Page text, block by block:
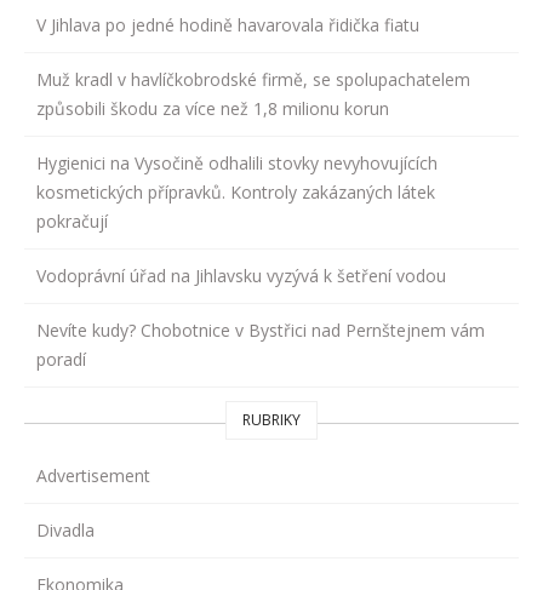
V Jihlava po jedné hodině havarovala řidička fiatu
Muž kradl v havlíčkobrodské firmě, se spolupachatelem
způsobili škodu za více než 1,8 milionu korun
Hygienici na Vysočině odhalili stovky nevyhovujících
kosmetických přípravků. Kontroly zakázaných látek
pokračují
Vodoprávní úřad na Jihlavsku vyzývá k šetření vodou
Nevíte kudy? Chobotnice v Bystřici nad Pernštejnem vám
poradí
RUBRIKY
Advertisement
Divadla
Ekonomika